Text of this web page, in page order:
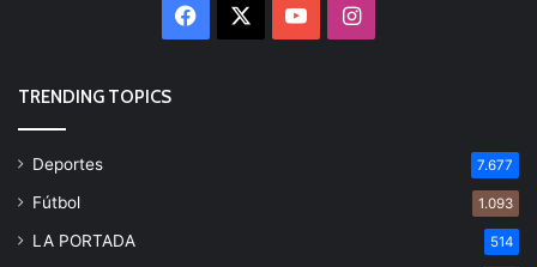
Facebook YouTubeInstagram
TRENDING TOPICS
Deportes 7.677
Fútbol 1.093
LA PORTADA 514